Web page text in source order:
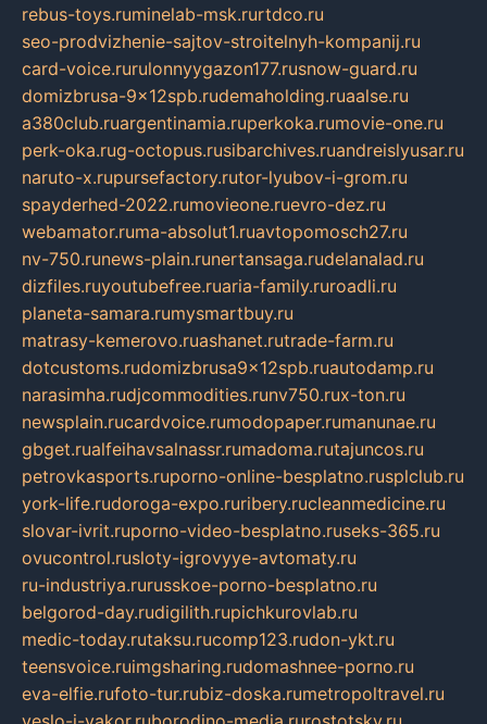
rebus-toys.ruminelab-msk.rurtdco.ru
seo-prodvizhenie-sajtov-stroitelnyh-kompanij.ru
card-voice.rurulonnyygazon177.rusnow-guard.ru
domizbrusa-9x12spb.rudemaholding.ruaalse.ru
a380club.ruargentinamia.ruperkoka.rumovie-one.ru
perk-oka.rug-octopus.rusibarchives.ruandreislyusar.ru
naruto-x.rupursefactory.rutor-lyubov-i-grom.ru
spayderhed-2022.rumovieone.ruevro-dez.ru
webamator.ruma-absolut1.ruavtopomosch27.ru
nv-750.runews-plain.runertansaga.rudelanalad.ru
dizfiles.ruyoutubefree.ruaria-family.ruroadli.ru
planeta-samara.rumysmartbuy.ru
matrasy-kemerovo.ruashanet.rutrade-farm.ru
dotcustoms.rudomizbrusa9x12spb.ruautodamp.ru
narasimha.rudjcommodities.runv750.rux-ton.ru
newsplain.rucardvoice.rumodopaper.rumanunae.ru
gbget.rualfeihavsalnassr.rumadoma.rutajuncos.ru
petrovkasports.ruporno-online-besplatno.rusplclub.ru
york-life.rudoroga-expo.ruribery.rucleanmedicine.ru
slovar-ivrit.ruporno-video-besplatno.ruseks-365.ru
ovucontrol.rusloty-igrovyye-avtomaty.ru
ru-industriya.rurusskoe-porno-besplatno.ru
belgorod-day.rudigilith.rupichkurovlab.ru
medic-today.rutaksu.rucomp123.rudon-ykt.ru
teensvoice.ruimgsharing.rudomashnee-porno.ru
eva-elfie.rufoto-tur.rubiz-doska.rumetropoltravel.ru